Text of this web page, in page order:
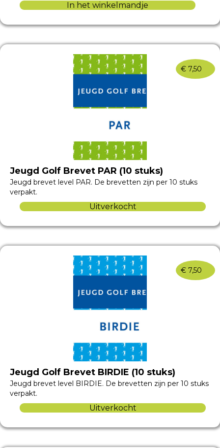
In het winkelmandje
€ 7,50
Jeugd Golf Brevet PAR (10 stuks)
Jeugd brevet level PAR. De brevetten zijn per 10 stuks
verpakt.
Uitverkocht
€ 7,50
Jeugd Golf Brevet BIRDIE (10 stuks)
Jeugd brevet level BIRDIE. De brevetten zijn per 10 stuks
verpakt.
Uitverkocht